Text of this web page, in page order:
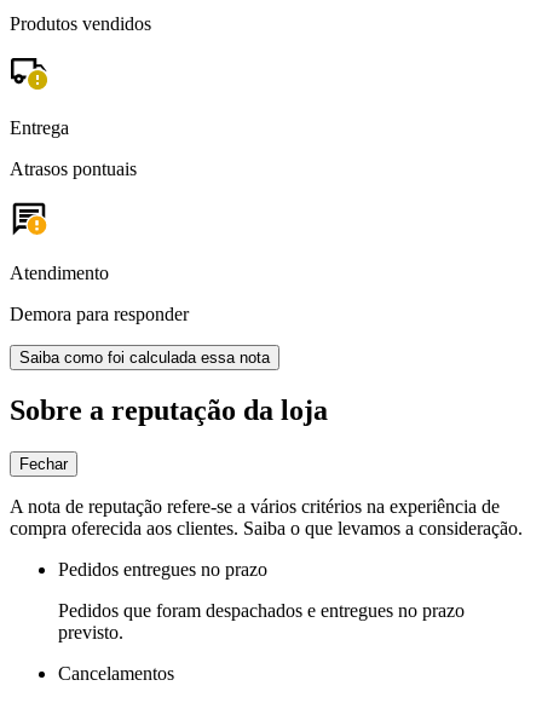
Produtos vendidos
Entrega
Atrasos pontuais
Atendimento
Demora para responder
Saiba como foi calculada essa nota
Sobre a reputação da loja
Fechar
A nota de reputação refere-se a vários critérios na experiência de
compra oferecida aos clientes. Saiba o que levamos a consideração.
Pedidos entregues no prazo
Pedidos que foram despachados e entregues no prazo
previsto.
Cancelamentos